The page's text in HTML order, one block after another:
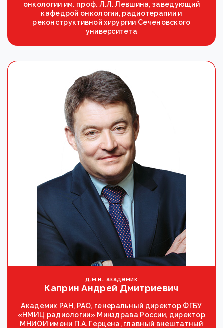
онкологии им. проф. Л.Л. Левшина, заведующий
кафедрой онкологии, радиотерапии и
реконструктивной хирургии Сеченовского
университета
д.м.н., академик
Каприн Андрей Дмитриевич
Академик РАН, РАО, генеральный директор ФГБУ
«НМИЦ радиологии» Минздрава России, директор
МНИОИ имени П.А. Герцена, главный внештатный